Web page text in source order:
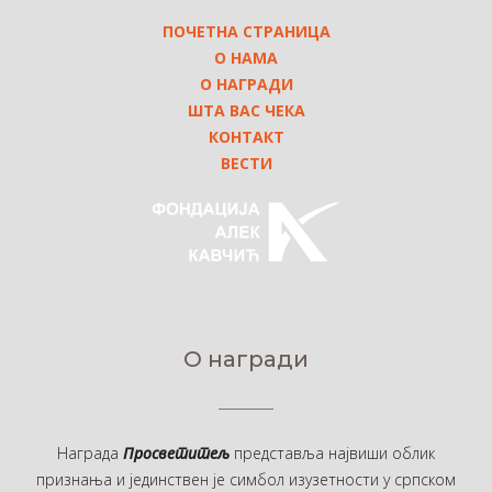
ПОЧЕТНА СТРАНИЦА
О НАМА
О НАГРАДИ
ШТА ВАС ЧЕКА
КОНТАКТ
ВЕСТИ
О награди
Награда Просветитељ представља највиши облик
признања и јединствен је симбол изузетности у српском